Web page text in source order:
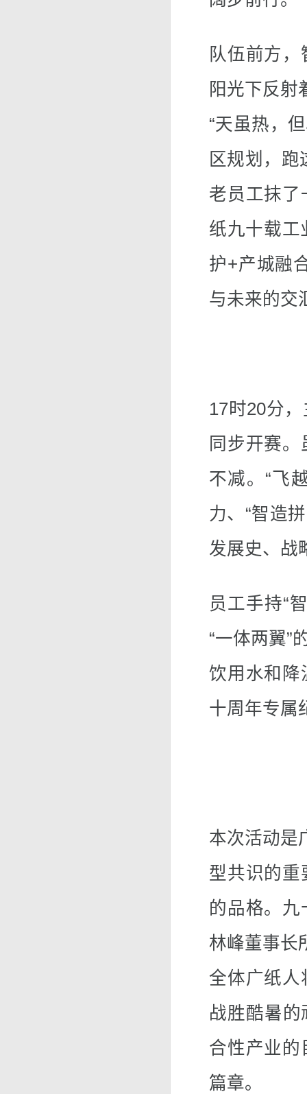
队伍前方
阳光下反射
“天虽热，
区规划，
老员工抹了
纸九十载工
护+产城融
与未来的交
17时20分
同步开赛
不减。“飞
力、“智造
发展史、战
员工手持“
“一体两翼”
饮用水和降
十周年专属
本次活动是
型共识的重
的品格。
林峰董事长
全体广纸人
战胜酷暑的
合性产业的
篇章。